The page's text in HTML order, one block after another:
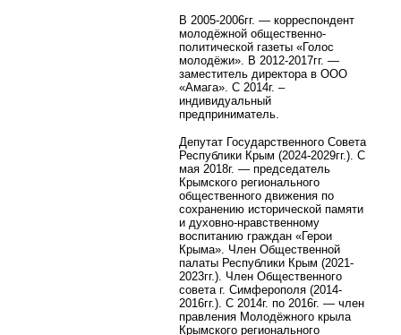
В 2005-2006гг. — корреспондент
молодёжной общественно-
политической газеты «Голос
молодёжи». В 2012-2017гг. —
заместитель директора в ООО
«Амага». C 2014г. –
индивидуальный
предприниматель.
Депутат Государственного Совета
Республики Крым (2024-2029гг.). С
мая 2018г. — председатель
Крымского регионального
общественного движения по
сохранению исторической памяти
и духовно-нравственному
воспитанию граждан «Герои
Крыма». Член Общественной
палаты Республики Крым (2021-
2023гг.). Член Общественного
совета г. Симферополя (2014-
2016гг.). С 2014г. по 2016г. — член
правления Молодёжного крыла
Крымского регионального